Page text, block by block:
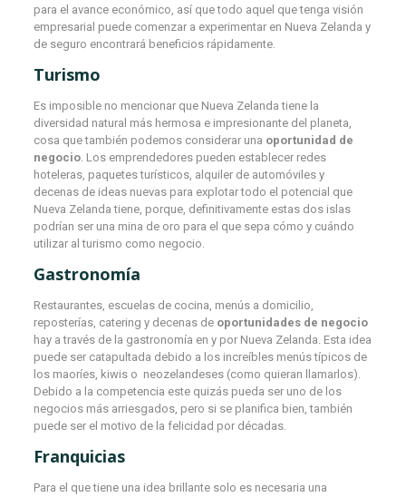
para el avance económico, así que todo aquel que tenga visión
empresarial puede comenzar a experimentar en Nueva Zelanda y
de seguro encontrará beneficios rápidamente.
Turismo
Es imposible no mencionar que Nueva Zelanda tiene la
diversidad natural más hermosa e impresionante del planeta,
cosa que también podemos considerar una oportunidad de
negocio. Los emprendedores pueden establecer redes
hoteleras, paquetes turísticos, alquiler de automóviles y
decenas de ideas nuevas para explotar todo el potencial que
Nueva Zelanda tiene, porque, definitivamente estas dos islas
podrían ser una mina de oro para el que sepa cómo y cuándo
utilizar al turismo como negocio.
Gastronomía
Restaurantes, escuelas de cocina, menús a domicilio,
reposterías, catering y decenas de oportunidades de negocio
hay a través de la gastronomía en y por Nueva Zelanda. Esta idea
puede ser catapultada debido a los increíbles menús típicos de
los maoríes, kiwis o neozelandeses (como quieran llamarlos).
Debido a la competencia este quizás pueda ser uno de los
negocios más arriesgados, pero si se planifica bien, también
puede ser el motivo de la felicidad por décadas.
Franquicias
Para el que tiene una idea brillante solo es necesaria una